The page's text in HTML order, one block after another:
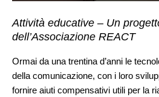
Attività educative – Un
dell’Associazione REACT
Ormai da una trentina d’anni le
della comunicazione, con i loro
fornire aiuti compensativi utili per la